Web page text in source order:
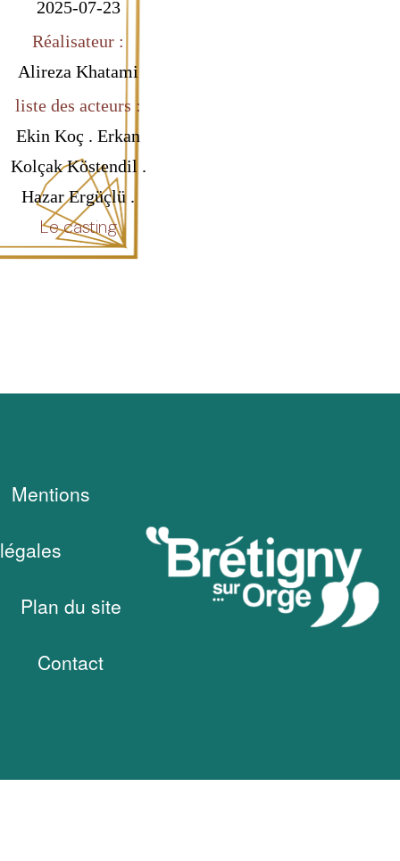
2025-07-23
Réalisateur :
Alireza Khatami
liste des acteurs :
Ekin Koç . Erkan
Kolçak Köstendil .
Hazar Ergüçlü .
Le casting
Mentions
légales
Plan du site
Contact